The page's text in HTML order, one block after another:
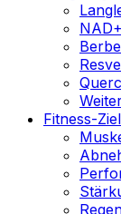
NAD+
Fitness-